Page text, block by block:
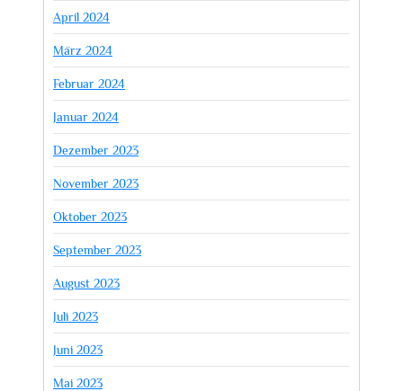
April 2024
März 2024
Februar 2024
Januar 2024
Dezember 2023
November 2023
Oktober 2023
September 2023
August 2023
Juli 2023
Juni 2023
Mai 2023